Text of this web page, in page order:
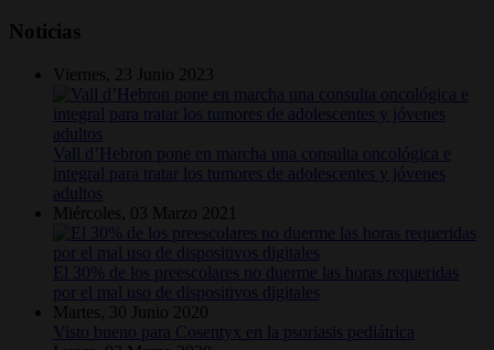
Noticias
Viernes, 23 Junio 2023
Vall d’Hebron pone en marcha una consulta oncológica e
integral para tratar los tumores de adolescentes y jóvenes
adultos
Miércoles, 03 Marzo 2021
El 30% de los preescolares no duerme las horas requeridas
por el mal uso de dispositivos digitales
Martes, 30 Junio 2020
Visto bueno para Cosentyx en la psoriasis pediátrica